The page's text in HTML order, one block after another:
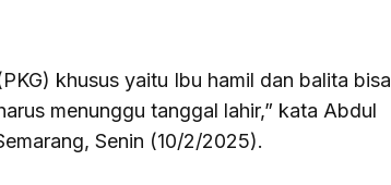
khusus yaitu Ibu hamil dan balita bisa
menunggu tanggal lahir,” kata Abdul
Senin (10/2/2025).